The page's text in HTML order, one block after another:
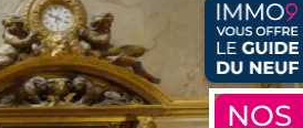
NOS